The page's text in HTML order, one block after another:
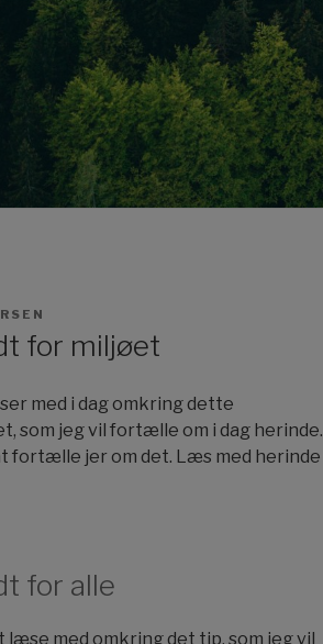
for miljøet
med i dag omkring dette
som jeg vil fortælle om i dag herinde.
fortælle jer om det. Læs med herinde
for alle
læse med omkring det tip, som jeg vil